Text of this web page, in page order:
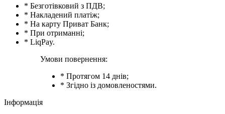
* Безготівковий з ПДВ;
* Накладений платіж;
* На карту Приват Банк;
* При отриманні;
* LiqPay.
Умови повернення:
* Протягом 14 днів;
* Згідно із домовленостями.
Інформація